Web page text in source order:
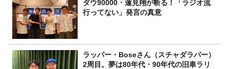
ダウ90000・蓮見翔が斬る！「ラジオ流
行ってない」発言の真意
ラッパー・Boseさん（スチャダラパー）
2周目。夢は80年代・90年代の旧車ラリ